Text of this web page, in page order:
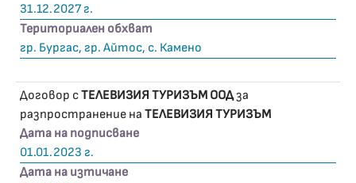
31.12.2027 г.
Териториален обхват
гр. Бургас, гр. Айтос, с. Камено
Договор сТЕЛЕВИЗИЯ ТУРИЗЪМ ООДза
разпространение на ТЕЛЕВИЗИЯ ТУРИЗЪМ
Дата на подписване
01.01.2023 г.
Дата на изтичане